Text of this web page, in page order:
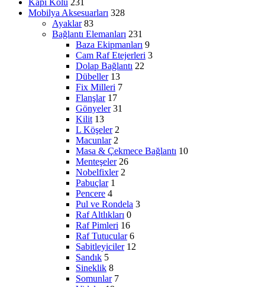
Kapı Kolu 231
Mobilya Aksesuarları 328
Ayaklar 83
Bağlantı Elemanları 231
Baza Ekipmanları 9
Cam Raf Etejerleri 3
Dolap Bağlantı 22
Dübeller 13
Fix Milleri 7
Flanşlar 17
Gönyeler 31
Kilit 13
L Köşeler 2
Macunlar 2
Masa & Çekmece Bağlantı 10
Menteşeler 26
Nobelfixler 2
Pabuçlar 1
Pencere 4
Pul ve Rondela 3
Raf Altlıkları 0
Raf Pimleri 16
Raf Tutucular 6
Sabitleyiciler 12
Sandık 5
Sineklik 8
Somunlar 7